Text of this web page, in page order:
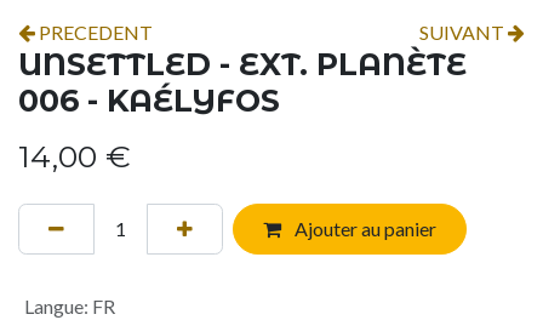
PRECEDENT SUIVANT
UNSETTLED - EXT. PLANÈTE
006 - KAÉLYFOS
14,00 €
Ajouter au panier
Langue: FR